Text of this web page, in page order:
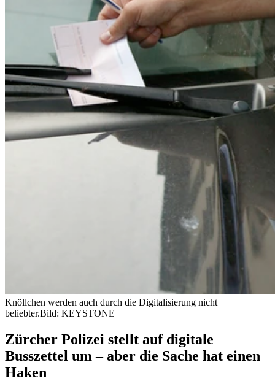
Knöllchen werden auch durch die Digitalisierung nicht
beliebter.Bild: KEYSTONE
Zürcher Polizei stellt auf digitale
Busszettel um – aber die Sache hat einen
Haken